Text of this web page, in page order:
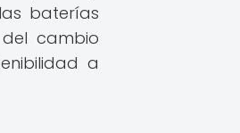
baterías
cambio
a